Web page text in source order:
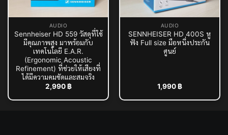
AUDIO
Sennheiser HD 559 วัสดุที่ใช้
มีคุณภาพสูง มาพร้อมกับ
เทคโนโลยี E.A.R.
(Ergonomic Acoustic
Refinement) ที่ช่วยให้เสียงที่
ได้มีความคมชัดและสมจริง
2,990฿
AUDIO
SENNHEISER HD 400S หู
ฟัง Full size มือหนึ่งประกัน
ศูนย์
1,990฿